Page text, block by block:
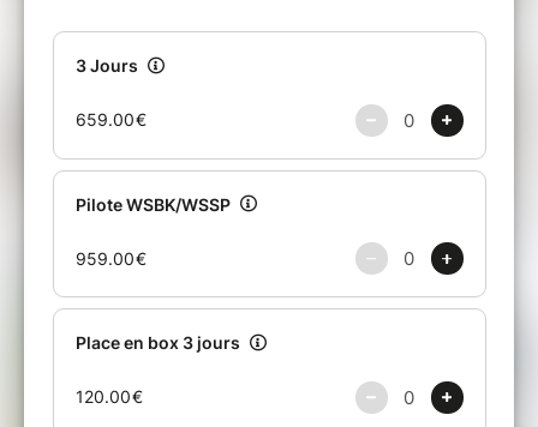
obligatoire, disponible sur Assuracing
sinon licence FFM ou équivalent.
Option Assurance annulation +8% du panier
uniquement pour les paiements en CB:
remboursement de 70 à 100% voir conditions.